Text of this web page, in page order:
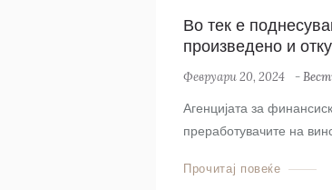
Во тек е
произведено и
Февруари 20, 2024 -
Агенцијата за
преработувачите на
Прочитај повеќе